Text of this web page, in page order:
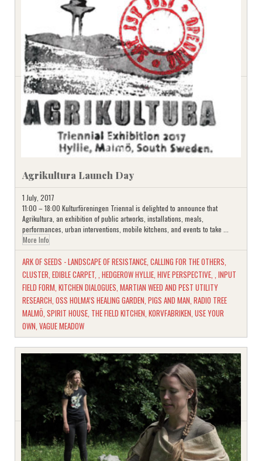
Agrikultura Launch Day
1 July, 2017
11:00 – 18:00 Kulturföreningen Triennal is delighted to announce that
Agrikultura, an exhibition of public artworks, installations, meals,
performances, urban interventions, mobile kitchens, and events to take ...
More Info
ARK OF SEEDS - LANDSCAPE OF RESISTANCE CALLING FOR THE OTHERS
CLUSTER EDIBLE CARPET HEDGEROW HYLLIE HIVE PERSPECTIVE INPUT
FIELD FORM KITCHEN DIALOGUES MARTIAN WEED AND PEST UTILITY
RESEARCH OSS HOLMA’S HEALING GARDEN PIGS AND MAN RADIO TREE
MALMÖ SPIRIT HOUSE THE FIELD KITCHEN KORVFABRIKEN USE YOUR
OWN VAGUE MEADOW